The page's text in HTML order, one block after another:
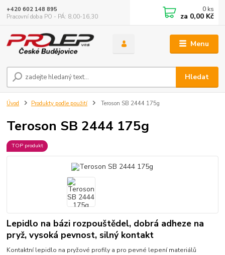
Menu
Hledat
+420 602 148 895
Pracovní doba PO - PÁ: 8,00-16,30
0 ks
za 0,00 Kč
Úvod Produkty podle použití Teroson SB 2444 175g
Teroson SB 2444 175g
TOP produkt
Lepidlo na bázi rozpouštědel, dobrá adheze na
pryž, vysoká pevnost, silný kontakt
Kontaktní lepidlo na pryžové profily a pro pevné lepení materiálů